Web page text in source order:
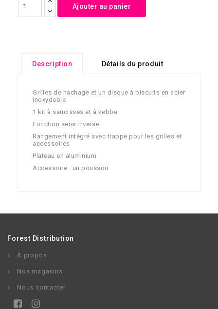
Ajouter au panier
Description Détails du produit
Grilles de hachage et un disque à biscuits en acier
inoxydable
1 kit à saucisses et à kebbe
Fonction sens inverse
Rangement intégré avec trappe pour les grilles et
accessoires
Plateau en aluminium
Accessoire : un poussoir
Forest Distribution
À propos
Nos magasins
Nous contacter